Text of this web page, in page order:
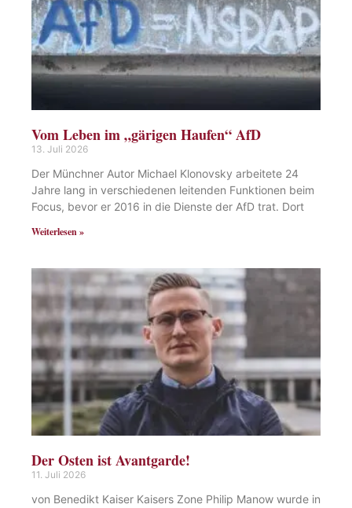
Vom Leben im „gärigen Haufen“ AfD
13. Juli 2026
Der Münchner Autor Michael Klonovsky arbeitete 24
Jahre lang in verschiedenen leitenden Funktionen beim
Focus, bevor er 2016 in die Dienste der AfD trat. Dort
Weiterlesen »
Der Osten ist Avantgarde!
11. Juli 2026
von Benedikt Kaiser Kaisers Zone Philip Manow wurde in